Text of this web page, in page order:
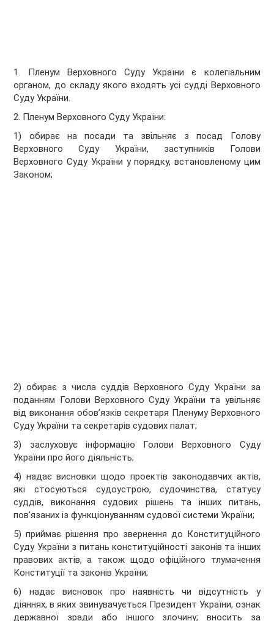
1. Пленум Верховного Суду України є колегіальним
органом, до складу якого входять усі судді Верховного
Суду України.
2. Пленум Верховного Суду України:
1) обирає на посади та звільняє з посад Голову
Верховного Суду України, заступників Голови
Верховного Суду України у порядку, встановленому цим
Законом;
2) обирає з числа суддів Верховного Суду України за
поданням Голови Верховного Суду України та увільняє
від виконання обов’язків секретаря Пленуму Верховного
Суду України та секретарів судових палат;
3) заслуховує інформацію Голови Верховного Суду
України про його діяльність;
4) надає висновки щодо проектів законодавчих актів,
які стосуються судоустрою, судочинства, статусу
суддів, виконання судових рішень та інших питань,
пов’язаних із функціонуванням судової системи України;
5) приймає рішення про звернення до Конституційного
Суду України з питань конституційності законів та інших
правових актів, а також щодо офіційного тлумачення
Конституції та законів України;
6) надає висновок про наявність чи відсутність у
діяннях, в яких звинувачується Президент України, ознак
державної зради або іншого злочину; вносить за